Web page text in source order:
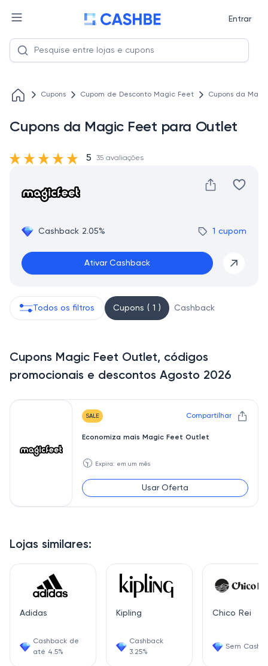
Entrar
Cupons Cupom de Desconto Magic Feet Cupons da
Cupons da Magic Feet para Outlet
Cashback 2.05% 1 cupom
Ativar Cashback
5 35 avaliações
Lojas similares:
Adidas
Cashback de
até 4.5%
Kipling
Cashback
3.25%
Chico Rei
Sem
Todos os filtros Cupons ( 1 ) Cashback
Cupons Magic Feet Outlet, códigos
promocionais e descontos Agosto 2026
SALE Compartilhar
Economiza mais Magic Feet Outlet
🕥 Expira: em um mês
Usar Oferta